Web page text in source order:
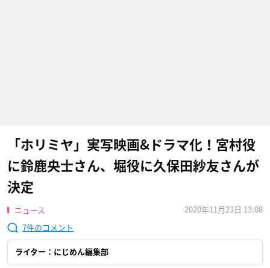
「ホリミヤ」実写映画&ドラマ化！宮村役
に鈴鹿央士さん、堀役に久保田紗友さんが
決定
ニュース
2020年11月23日 13:08
7
ライター：にじめん編集部